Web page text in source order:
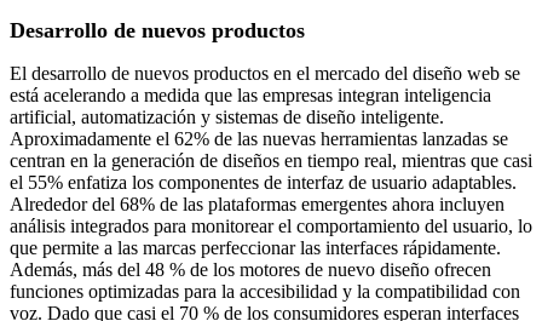
Desarrollo de nuevos productos
El desarrollo de nuevos productos en el mercado del diseño web se
está acelerando a medida que las empresas integran inteligencia
artificial, automatización y sistemas de diseño inteligente.
Aproximadamente el 62% de las nuevas herramientas lanzadas se
centran en la generación de diseños en tiempo real, mientras que casi
el 55% enfatiza los componentes de interfaz de usuario adaptables.
Alrededor del 68% de las plataformas emergentes ahora incluyen
análisis integrados para monitorear el comportamiento del usuario, lo
que permite a las marcas perfeccionar las interfaces rápidamente.
Además, más del 48 % de los motores de nuevo diseño ofrecen
funciones optimizadas para la accesibilidad y la compatibilidad con
voz. Dado que casi el 70 % de los consumidores esperan interfaces